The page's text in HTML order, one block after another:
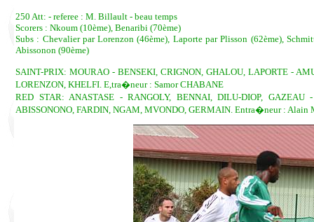
250 Att: - referee : M. Billault - beau temps
Scorers : Nkoum (10ème), Benaribi (70ème)
Subs : Chevalier par Lorenzon (46ème), Laporte par Plisson (62ème),
Abissonon (90ème)
SAINT-PRIX: MOURAO - BENSEKI, CRIGNON, GHALOU, LAPORTE -
LORENZON, KHELFI. E,tra�neur : Samor CHABANE
RED STAR: ANASTASE - RANGOLY, BENNAI, DILU-DIOP,
ABISSONONO, FARDIN, NGAM, MVONDO, GERMAIN. Entra�neur : Alain